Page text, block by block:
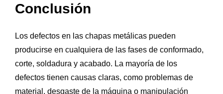
Conclusión
Los defectos en las chapas metálicas pueden
producirse en cualquiera de las fases de conformado,
corte, soldadura y acabado. La mayoría de los
defectos tienen causas claras, como problemas de
material, desgaste de la máquina o manipulación